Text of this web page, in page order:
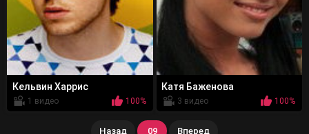
Кельвин Харрис
1 видео 100%
Катя Баженова
3 видео 100%
Назад 09 Вперед